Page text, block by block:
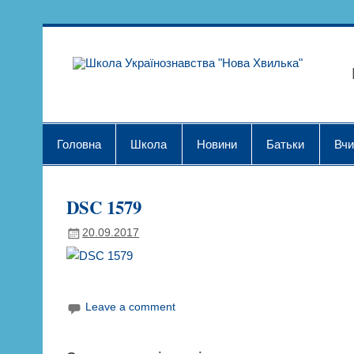
Головна Школа Новини Батьки
DSC 1579
20.09.2017
Leave a comment